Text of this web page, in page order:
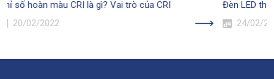
Đèn LED thế hệ mới trong không gian bếp hiện đại
24/02/2023
Quang
24/02/